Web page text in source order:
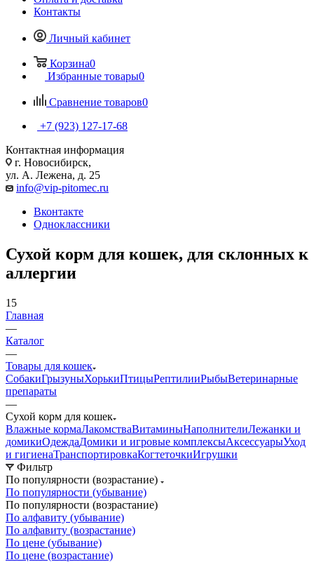
Контакты
Личный кабинет
Корзина0
Избранные товары0
Сравнение товаров0
+7 (923) 127-17-68
Контактная информация
г. Новосибирск,
ул. А. Лежена, д. 25
info@vip-pitomec.ru
Вконтакте
Одноклассники
Сухой корм для кошек, для склонных к
аллергии
15
Главная
—
Каталог
—
Товары для кошек
СобакиГрызуныХорькиПтицыРептилииРыбыВетеринарные
препараты
—
Сухой корм для кошек
Влажные кормаЛакомстваВитаминыНаполнителиЛежанки и
домикиОдеждаДомики и игровые комплексыАксессуарыУход
и гигиенаТранспортировкаКогтеточкиИгрушки
Фильтр
По популярности (возрастание)
По популярности (убывание)
По популярности (возрастание)
По алфавиту (убывание)
По алфавиту (возрастание)
По цене (убывание)
По цене (возрастание)